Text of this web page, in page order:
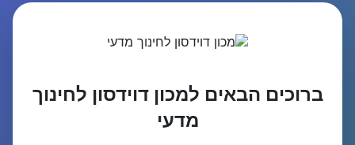
ברוכים הבאים למכון דוידסון לחינוך
מדעי